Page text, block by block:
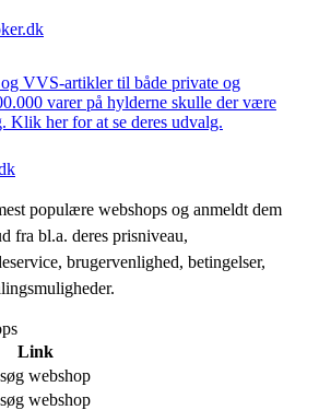
VVS-artikler til både private og
varer på hylderne skulle der være
Klik her for at se deres udvalg.
populære webshops og anmeldt dem
fra bl.a. deres prisniveau,
brugervenlighed, betingelser,
Link
webshop
webshop